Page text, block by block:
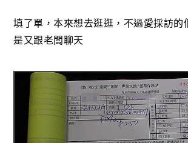
填了單，本來想去逛逛，不過愛採訪的
是又跟老闆聊天